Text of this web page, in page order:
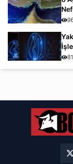
81